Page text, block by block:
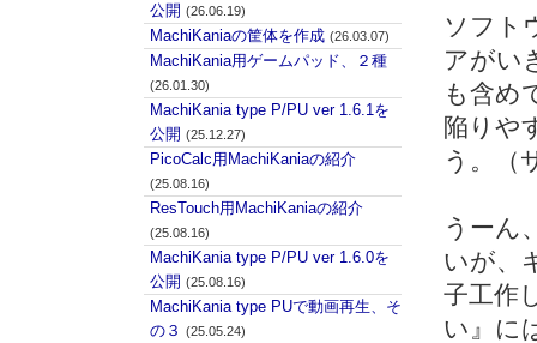
ソフト
アがい
も含め
陥りや
う。
うーん
いが、
子工作
い』に
公開 (26.06.19)
MachiKaniaの筐体を作成 (26.03.07)
MachiKania用ゲームパッド、２種
(26.01.30)
MachiKania type P/PU ver 1.6.1を
公開 (25.12.27)
PicoCalc用MachiKaniaの紹介
(25.08.16)
ResTouch用MachiKaniaの紹介
(25.08.16)
MachiKania type P/PU ver 1.6.0を
公開 (25.08.16)
MachiKania type PUで動画再生、そ
の３ (25.05.24)